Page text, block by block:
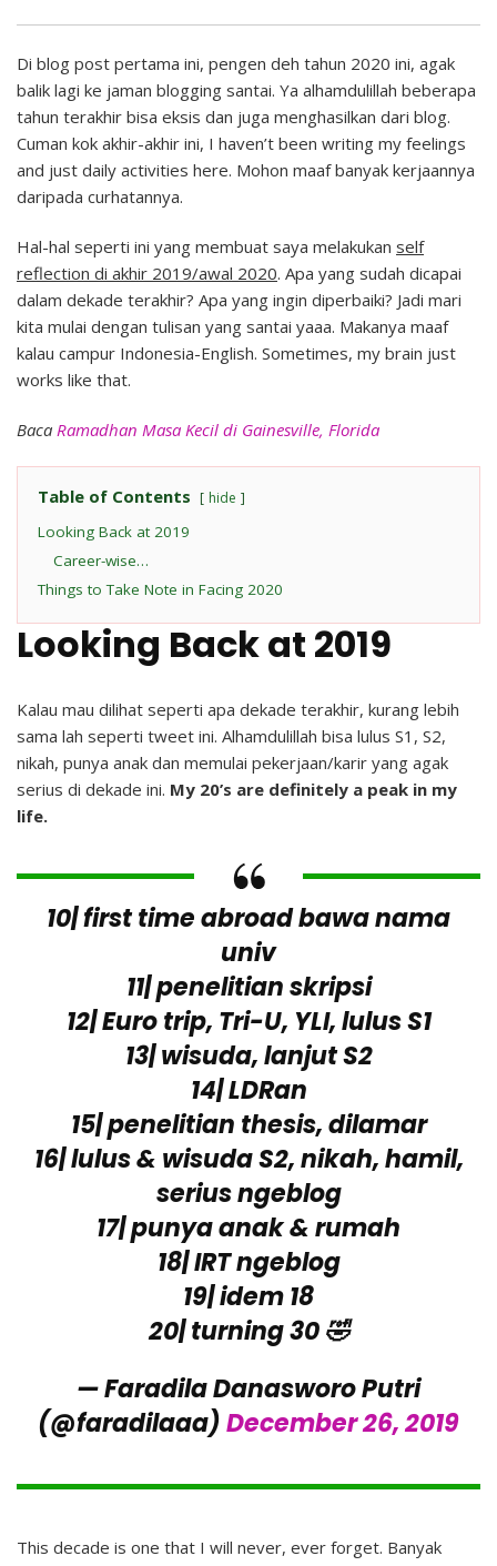
Di blog post pertama ini, pengen deh tahun 2020 ini, agak
balik lagi ke jaman blogging santai. Ya alhamdulillah beberapa
tahun terakhir bisa eksis dan juga menghasilkan dari blog.
Cuman kok akhir-akhir ini, I haven’t been writing my feelings
and just daily activities here. Mohon maaf banyak kerjaannya
daripada curhatannya.
Hal-hal seperti ini yang membuat saya melakukan self
reflection di akhir 2019/awal 2020. Apa yang sudah dicapai
dalam dekade terakhir? Apa yang ingin diperbaiki? Jadi mari
kita mulai dengan tulisan yang santai yaaa. Makanya maaf
kalau campur Indonesia-English. Sometimes, my brain just
works like that.
Baca Ramadhan Masa Kecil di Gainesville, Florida
Table of Contents hide
Looking Back at 2019
Career-wise…
Things to Take Note in Facing 2020
Looking Back at 2019
Kalau mau dilihat seperti apa dekade terakhir, kurang lebih
sama lah seperti tweet ini. Alhamdulillah bisa lulus S1, S2,
nikah, punya anak dan memulai pekerjaan/karir yang agak
serius di dekade ini. My 20’s are definitely a peak in my
life.
10| first time abroad bawa nama
univ
11| penelitian skripsi
12| Euro trip, Tri-U, YLI, lulus S1
13| wisuda, lanjut S2
14| LDRan
15| penelitian thesis, dilamar
16| lulus & wisuda S2, nikah, hamil,
serius ngeblog
17| punya anak & rumah
18| IRT ngeblog
19| idem 18
20| turning 30 🤣
— Faradila Danasworo Putri
(@faradilaaa)December 26, 2019
This decade is one that I will never, ever forget. Banyak